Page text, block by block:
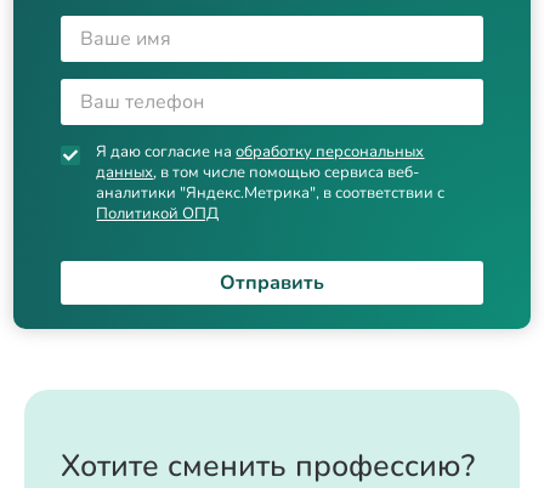
Я даю согласие наобработку персональных
данных, в том числе помощью сервиса веб-
аналитики "Яндекс.Метрика", в соответствии с
Политикой ОПД
Отправить
Хотите сменить профессию?